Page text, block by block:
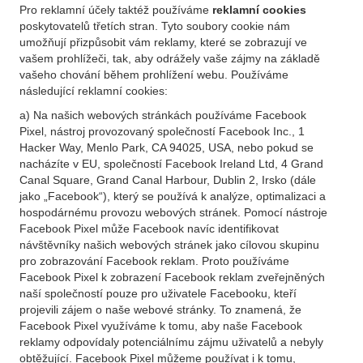
Pro reklamní účely taktéž používáme reklamní cookies
poskytovatelů třetích stran. Tyto soubory cookie nám
umožňují přizpůsobit vám reklamy, které se zobrazují ve
vašem prohlížeči, tak, aby odrážely vaše zájmy na základě
vašeho chování během prohlížení webu. Používáme
následující reklamní cookies:
a) Na našich webových stránkách používáme Facebook
Pixel, nástroj provozovaný společností Facebook Inc., 1
Hacker Way, Menlo Park, CA 94025, USA, nebo pokud se
nacházíte v EU, společností Facebook Ireland Ltd, 4 Grand
Canal Square, Grand Canal Harbour, Dublin 2, Irsko (dále
jako „Facebook“), který se používá k analýze, optimalizaci a
hospodárnému provozu webových stránek. Pomocí nástroje
Facebook Pixel může Facebook navíc identifikovat
návštěvníky našich webových stránek jako cílovou skupinu
pro zobrazování Facebook reklam. Proto používáme
Facebook Pixel k zobrazení Facebook reklam zveřejněných
naší společností pouze pro uživatele Facebooku, kteří
projevili zájem o naše webové stránky. To znamená, že
Facebook Pixel využíváme k tomu, aby naše Facebook
reklamy odpovídaly potenciálnímu zájmu uživatelů a nebyly
obtěžující. Facebook Pixel můžeme používat i k tomu,